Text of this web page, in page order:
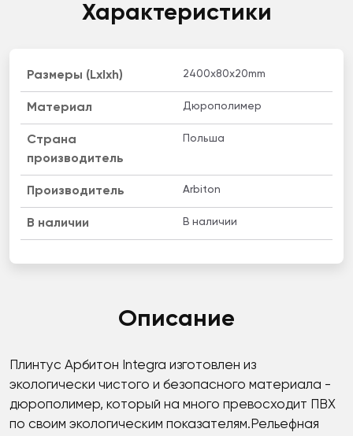
Характеристики
Размеры (Lxlxh) 2400х80х20mm
Материал Дюрополимер
Страна
производитель
Польша
Производитель Arbiton
B наличии В наличии
Описание
Плинтус Арбитон Integra изготовлен из
экологически чистого и безопасного материала -
дюрополимер, который на много превосходит ПВХ
по своим экологическим показателям.Рельефная